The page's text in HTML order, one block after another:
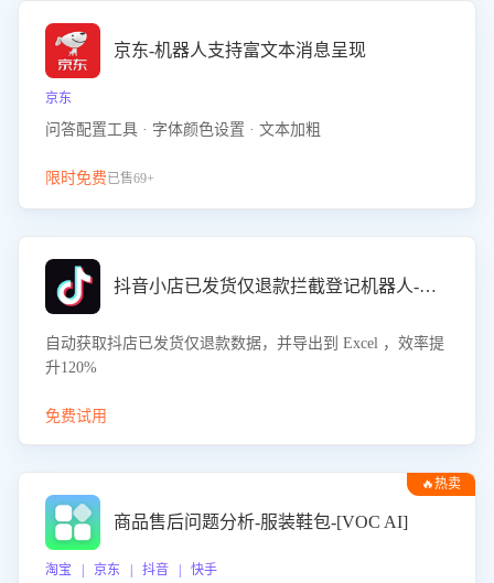
京东-机器人支持富文本消息呈现
京东
问答配置工具 · 字体颜色设置 · 文本加粗
限时免费已售69+
抖音小店已发货仅退款拦截登记机器人-八爪鱼
自动获取抖店已发货仅退款数据，并导出到 Excel ，效率提
升120%
免费试用
🔥热卖
商品售后问题分析-服装鞋包-[VOC AI]
淘宝 | 京东 | 抖音 | 快手